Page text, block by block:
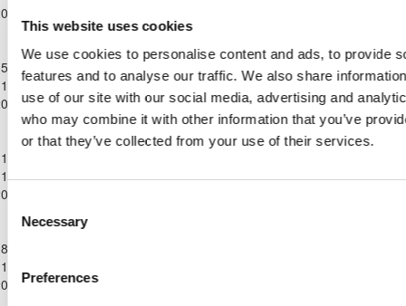
This website uses cookies
We use cookies to personalise content and ads, to provide
features and to analyse our traffic. We also share
use of our site with our social media, advertising and
who may combine it with other information that you’ve
or that they’ve collected from your use of their services.
Consent
Selection
Necessary
Preferences
ΣΤΟΚ
Παγκύπριο
Πρωτάθλημα
Επίλεκτης
Κατηγορίας
ΣΤΟΚ
ΑΘΛΗΤΙΚΟΣ
ΟΜΙΛΟΣ
ΑΥΓΟΡΟΥ
0 3 ΔΟΞΑ
ΠΑΛΑΙΟΜΕΤΟΧΟΥ70'
Παγκύπριο
Επίλεκτης
ΠΑΛΑΙΟΜΕΤΟΧΟΥ4 0
ΑΕΝ ΑΓΙΟΥ
ΒΡΥΣΟΥΛΩΝ
95'
Παγκύπριο
Κατηγορίας